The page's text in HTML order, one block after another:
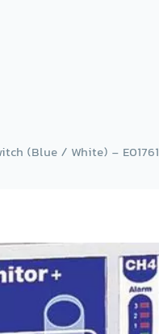
(Blue / White) - E01761